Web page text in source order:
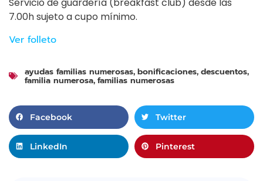
7.00h sujeto a cupo mínimo.
Ver folleto
ayudas familias numerosas, bonificaciones, descuentos,
familia numerosa, familias numerosas
Facebook Twitter
LinkedIn Pinterest